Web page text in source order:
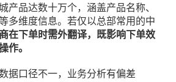
产品达数十万个，涵盖产品名称、
多维度信息。若仅以总部常用的中
在下单时需外翻译，既影响下单效
作。
据口径不一，业务分析有偏差